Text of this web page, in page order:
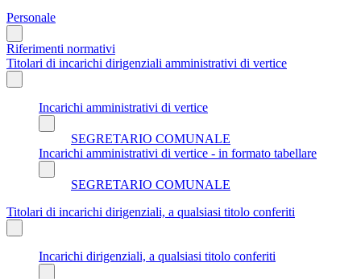
Personale
Riferimenti normativi
Titolari di incarichi dirigenziali amministrativi di vertice
Incarichi amministrativi di vertice
SEGRETARIO COMUNALE
Incarichi amministrativi di vertice - in formato tabellare
SEGRETARIO COMUNALE
Titolari di incarichi dirigenziali, a qualsiasi titolo conferiti
Incarichi dirigenziali, a qualsiasi titolo conferiti